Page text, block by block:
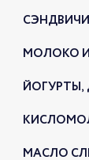
МОЛОКО
ЙОГУРТЫ,
МАСЛО